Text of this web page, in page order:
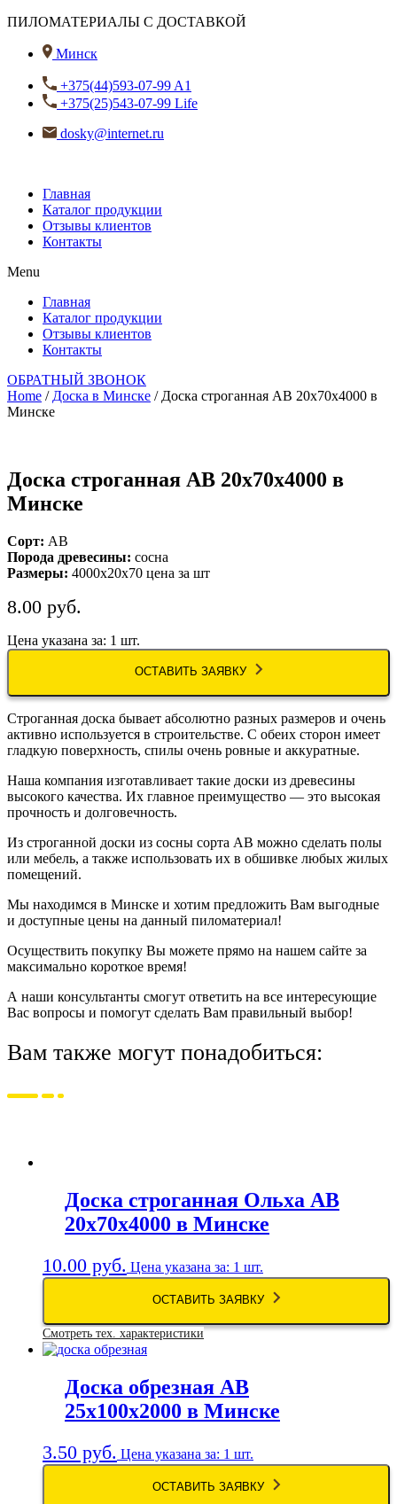
ПИЛОМАТЕРИАЛЫ С ДОСТАВКОЙ
Минск
+375(44)593-07-99 A1
+375(25)543-07-99 Life
dosky@internet.ru
Главная
Каталог продукции
Отзывы клиентов
Контакты
Menu
Главная
Каталог продукции
Отзывы клиентов
Контакты
ОБРАТНЫЙ ЗВОНОК
Home / Доска в Минске / Доска строганная АВ 20х70х4000 в
Минске
Доска строганная АВ 20х70х4000 в
Минске
Сорт: AB
Порода древесины: сосна
Размеры: 4000х20х70 цена за шт
8.00 руб.
Цена указана за: 1 шт.
ОСТАВИТЬ ЗАЯВКУ
Строганная доска бывает абсолютно разных размеров и очень
активно используется в строительстве. С обеих сторон имеет
гладкую поверхность, спилы очень ровные и аккуратные.
Наша компания изготавливает такие доски из древесины
высокого качества. Их главное преимущество — это высокая
прочность и долговечность.
Из строганной доски из сосны сорта АВ можно сделать полы
или мебель, а также использовать их в обшивке любых жилых
помещений.
Мы находимся в Минске и хотим предложить Вам выгодные
и доступные цены на данный пиломатериал!
Осуществить покупку Вы можете прямо на нашем сайте за
максимально короткое время!
А наши консультанты смогут ответить на все интересующие
Вас вопросы и помогут сделать Вам правильный выбор!
Вам также могут понадобиться:
Доска строганная Ольха АВ
20х70х4000 в Минске
10.00 руб. Цена указана за: 1 шт.
ОСТАВИТЬ ЗАЯВКУ
Смотреть тех. характеристики
Доска обрезная АВ
25х100х2000 в Минске
3.50 руб. Цена указана за: 1 шт.
ОСТАВИТЬ ЗАЯВКУ